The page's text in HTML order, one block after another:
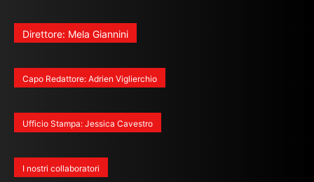
Direttore: Mela Giannini
Capo Redattore: Adrien Viglierchio
Ufficio Stampa: Jessica Cavestro
I nostri collaboratori